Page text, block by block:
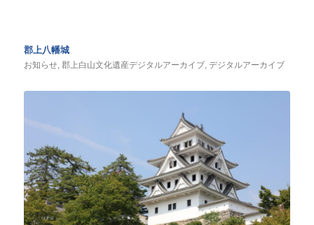
郡上八幡城
お知らせ, 郡上白山文化遺産デジタルアーカイブ, デジタルアーカイブ